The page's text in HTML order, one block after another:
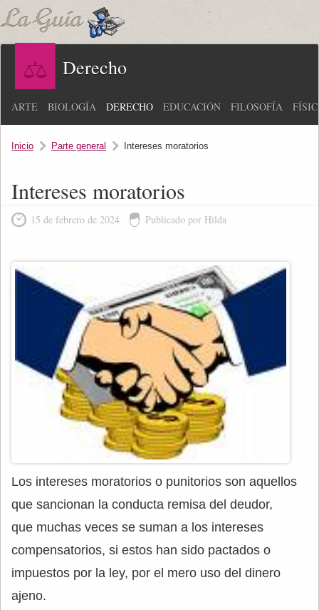
Derecho
ARTE BIOLOGÍA DERECHO EDUCACIÓN FILOSOFÍA
Inicio Parte general Intereses moratorios
Intereses moratorios
15 de febrero de 2024 Publicado por Hilda
Los intereses moratorios o punitorios son aquellos
que sancionan la conducta remisa del deudor,
que muchas veces se suman a los intereses
compensatorios, si estos han sido pactados o
impuestos por la ley, por el mero uso del dinero
ajeno.